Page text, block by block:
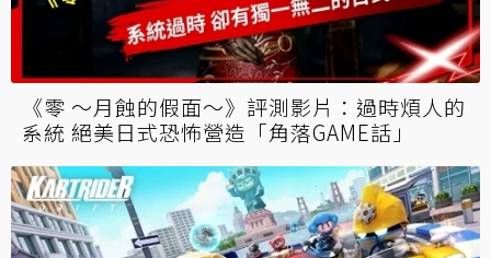
《零 ～月蝕的假面～》評測影片：過時煩人的
系統 絕美日式恐怖營造「角落GAME話」